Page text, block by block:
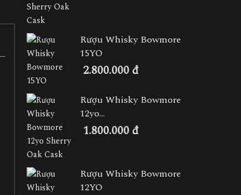
Rượu Whisky Bowmore
15YO
2.800.000 đ
Rượu Whisky Bowmore
12yo...
1.800.000 đ
Rượu Whisky Bowmore
12YO